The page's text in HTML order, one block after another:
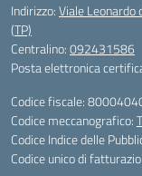
Indirizzo:Viale
(TP)
Centralino:092431586
Posta elettronica
Codice fiscale:
Codice meccanografico:
Codice Indice delle
Codice unico di